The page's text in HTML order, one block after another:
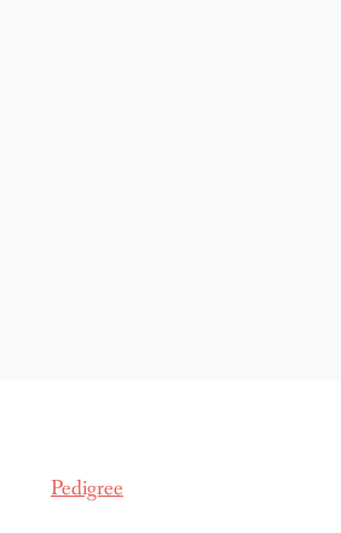
Pedigree